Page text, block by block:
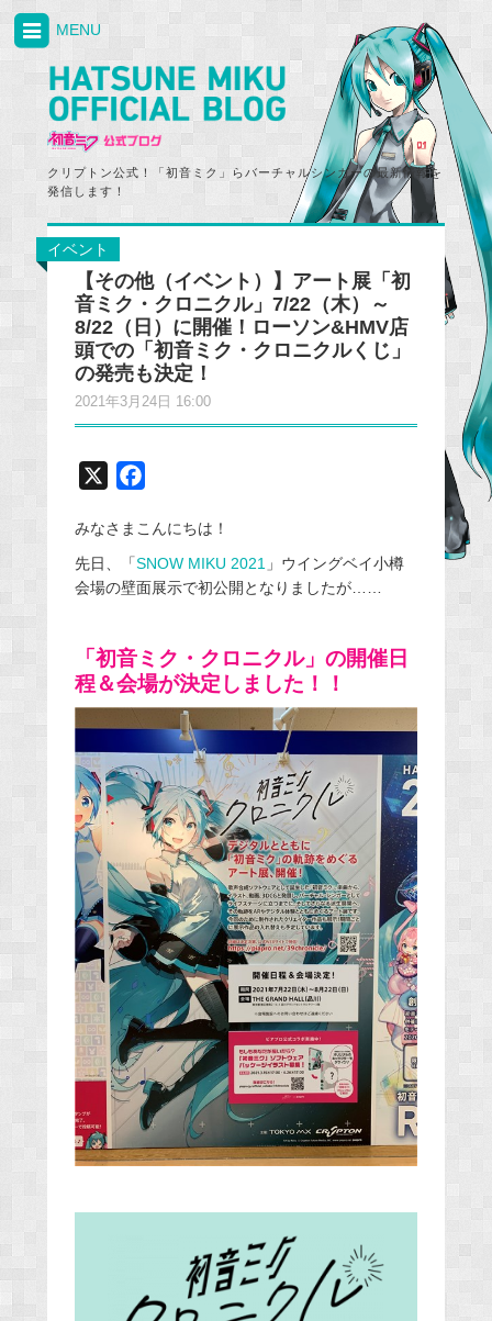
クリプトン公式！「初音ミク」らバーチャルシンガーの最新情報を
発信します！
MENU
イベント
【その他（イベント）】アート展「初
音ミク・クロニクル」7/22（木）～
8/22（日）に開催！ローソン&HMV店
頭での「初音ミク・クロニクルくじ」
の発売も決定！
2021年3月24日 16:00
c
e
b
o
k
みなさまこんにちは！
先日、「SNOW MIKU 2021」ウイングベイ小樽
会場の壁面展示で初公開となりましたが……
「初音ミク・クロニクル」の開催日
程＆会場が決定しました！！